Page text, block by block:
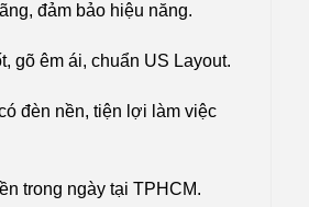
đảm bảo hiệu năng.
gõ êm ái, chuẩn US Layout.
đèn nền, tiện lợi làm việc
trong ngày tại TPHCM.